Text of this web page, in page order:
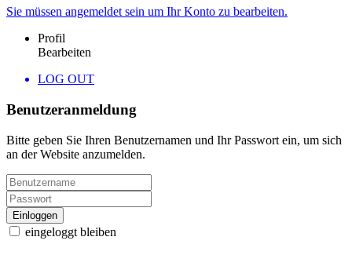
Sie müssen angemeldet sein um Ihr Konto zu bearbeiten.
Profil
Bearbeiten
LOG OUT
Benutzeranmeldung
Bitte geben Sie Ihren Benutzernamen und Ihr Passwort ein, um sich
an der Website anzumelden.
eingeloggt bleiben